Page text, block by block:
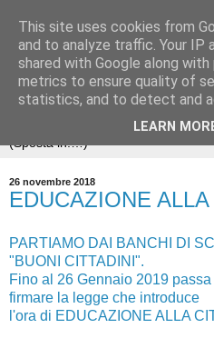
26 novembre 2018
EDUCAZIONE
PARTIAMO DAI BANCHI DI
"BUONI CITTADINI".
Fino al 26 Gennaio 2019
firmare la legge che introduce
l'ora di EDUCAZIONE ALLA
This site uses cookies from
and to analyze traffic. Your IP
shared with Google along
metrics to ensure quality of
statistics, and to detect and
LEARN